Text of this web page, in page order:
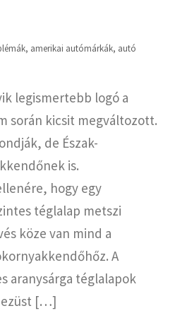
, amerikai autómárkák, autó
legismertebb logó a
során kicsit megváltozott.
de Észak-
is.
hogy egy
téglalap metszi
köze van mind a
A
aranysárga téglalapok
ezüst […]